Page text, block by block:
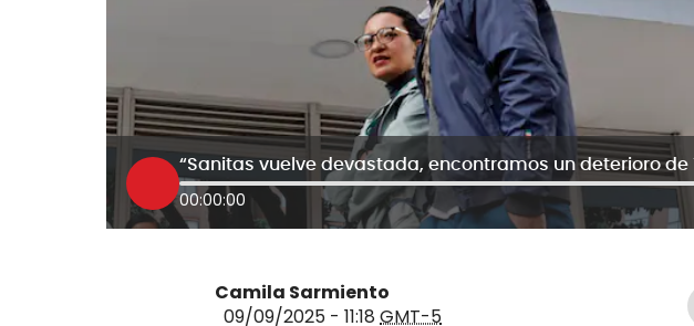
00:00:00
Camila Sarmiento
09/09/2025 - 11:18 GMT-5